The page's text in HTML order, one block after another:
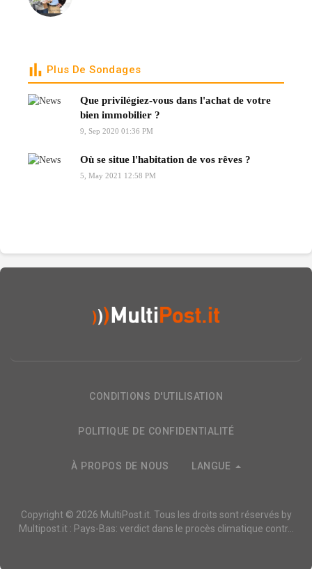
Plus De Sondages
Que privilégiez-vous dans l'achat de votre
bien immobilier ?
9, Sep 2020 01:36 PM
Où se situe l'habitation de vos rêves ?
5, May 2021 12:58 PM
CONDITIONS D'UTILISATION
POLITIQUE DE CONFIDENTIALITÉ
À PROPOS DE NOUS LANGUE
Copyright © 2026 MultiPost.it. Tous les droits sont réservés by
Multipost.it : Pays-Bas: verdict dans le procès climatique contr...